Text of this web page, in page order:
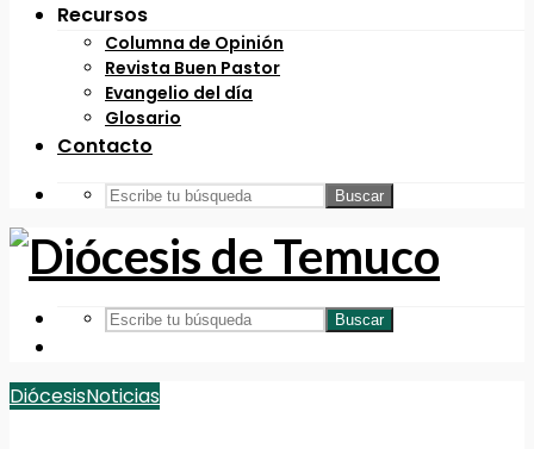
Recursos
Columna de Opinión
Revista Buen Pastor
Evangelio del día
Glosario
Contacto
Buscar
Buscar
DiócesisNoticias